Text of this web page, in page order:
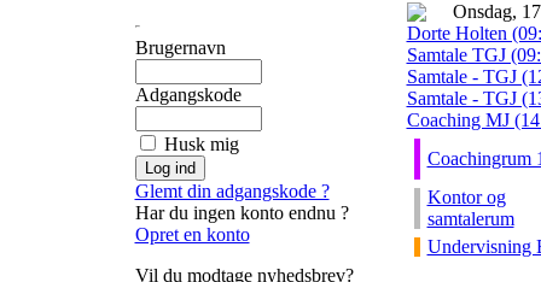
Brugernavn
Adgangskode
Husk mig
Glemt din adgangskode ?
Har du ingen konto endnu ?
Opret en konto
Vil du modtage nyhedsbrev?
Onsdag,
Dorte Holten
Samtale TGJ
Samtale - TGJ
Samtale - TGJ
Coaching MJ
Coachingrum
Kontor og
samtalerum
Undervisning